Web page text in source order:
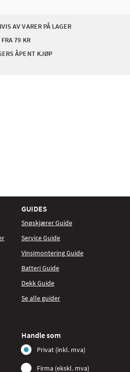
AV VARER PÅ LAGER
79 KR
ÅPENT KJØP
GUIDES
Snøskjærer Guide
Service Guide
Vinsjmontering Guide
Batteri Guide
Dekk Guide
Se alle guider
Handle som
Privat (inkl. mva)
Firma (ekskl. mva)